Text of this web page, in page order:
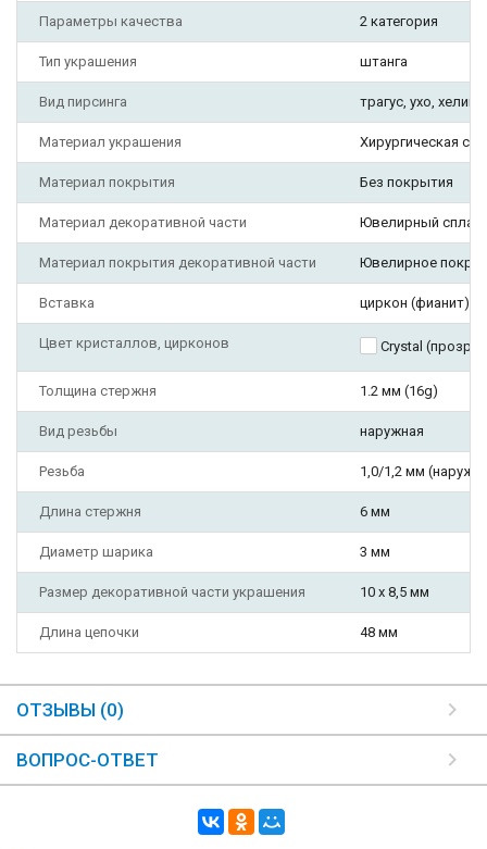
Параметры качества 2 категория
Тип украшения штанга
Вид пирсинга трагус, ухо,
Материал украшения Хирургическая
Материал покрытия Без покрытия
Материал декоративной части Ювелирный сплав
Материал покрытия декоративной части Ювелирное
Вставка циркон (фианит)
Цвет кристаллов, цирконов Crystal
Толщина стержня 1.2 мм (16g)
Вид резьбы наружная
Резьба 1,0/1,2 мм
Длина стержня 6 мм
Диаметр шарика 3 мм
Размер декоративной части украшения 10 х 8,5 мм
Длина цепочки 48 мм
ОТЗЫВЫ (0)
ВОПРОС-ОТВЕТ